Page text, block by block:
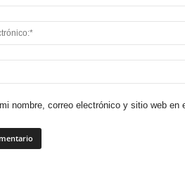
nombre, correo electrónico y sitio web